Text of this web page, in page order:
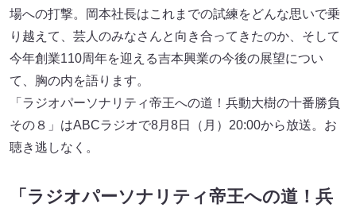
場への打撃。岡本社長はこれまでの試練をどんな思いで乗
り越えて、芸人のみなさんと向き合ってきたのか、そして
今年創業110周年を迎える吉本興業の今後の展望につい
て、胸の内を語ります。
「ラジオパーソナリティ帝王への道！兵動大樹の十番勝負
その８」はABCラジオで8月8日（月）20:00から放送。お
聴き逃しなく。
「ラジオパーソナリティ帝王への道！兵